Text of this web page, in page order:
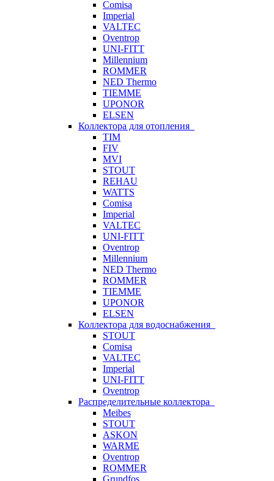
Comisa
Imperial
VALTEC
Oventrop
UNI-FITT
Millennium
ROMMER
NED Thermo
TIEMME
UPONOR
ELSEN
Коллектора для отопления
TIM
FIV
MVI
STOUT
REHAU
WATTS
Comisa
Imperial
VALTEC
UNI-FITT
Oventrop
Millennium
NED Thermo
ROMMER
TIEMME
UPONOR
ELSEN
Коллектора для водоснабжения
STOUT
Comisa
VALTEC
Imperial
UNI-FITT
Oventrop
Распределительные коллектора
Meibes
STOUT
ASKON
WARME
Oventrop
ROMMER
Grundfos